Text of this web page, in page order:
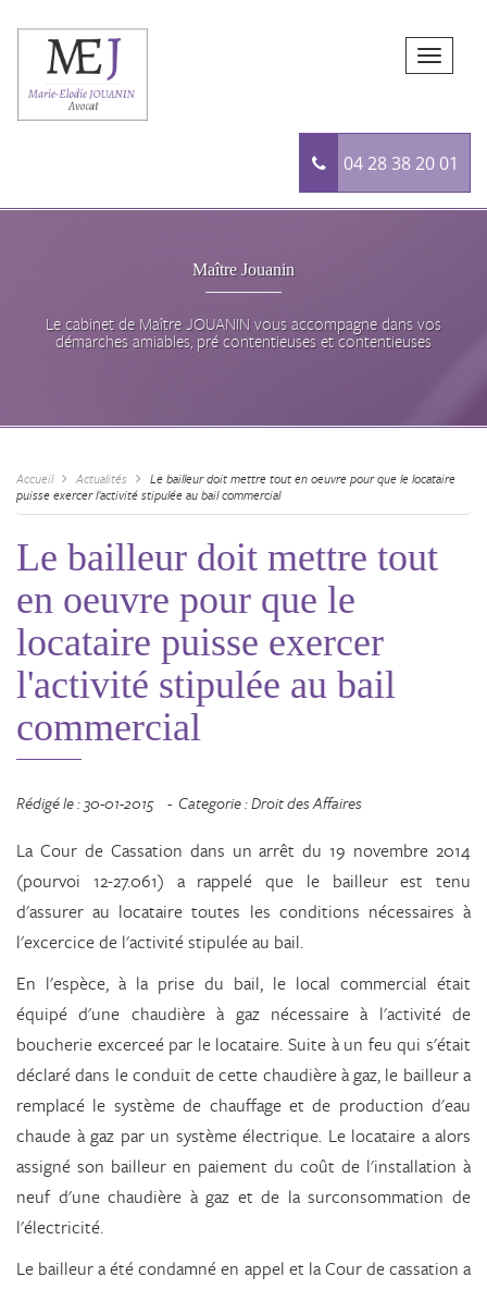
04 28 38 20 01
Maître Jouanin
Le cabinet de Maître JOUANIN vous accompagne dans vos
démarches amiables, pré contentieuses et contentieuses
Accueil Actualités
Le bailleur doit mettre tout en oeuvre pour que le locataire
puisse exercer l'activité stipulée au bail commercial
Le bailleur doit mettre tout
en oeuvre pour que le
locataire puisse exercer
l'activité stipulée au bail
commercial
Rédigé le : 30-01-2015 Categorie : Droit des Affaires
La Cour de Cassation dans un arrêt du 19 novembre 2014
(pourvoi 12-27.061) a rappelé que le bailleur est tenu
d'assurer au locataire toutes les conditions nécessaires à
l'excercice de l'activité stipulée au bail.
En l'espèce, à la prise du bail, le local commercial était
équipé d'une chaudière à gaz nécessaire à l'activité de
boucherie excerceé par le locataire. Suite à un feu qui s'était
déclaré dans le conduit de cette chaudière à gaz, le bailleur a
remplacé le système de chauffage et de production d'eau
chaude à gaz par un système électrique. Le locataire a alors
assigné son bailleur en paiement du coût de l'installation à
neuf d'une chaudière à gaz et de la surconsommation de
l'électricité.
Le bailleur a été condamné en appel et la Cour de cassation a